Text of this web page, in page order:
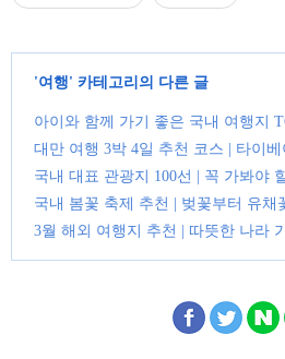
'여행' 카테고리의 다른 글
아이와 함께 가기 좋은 국내 여행지
대만 여행 3박 4일 추천 코스 | 타이베
예류까지 완벽 일정
(0)
국내 대표 관광지 100선 | 꼭 가봐야
지 추천
(0)
국내 봄꽃 축제 추천 | 벚꽃부터 유채
다운 명소
(0)
3월 해외 여행지 추천 | 따뜻한 나라